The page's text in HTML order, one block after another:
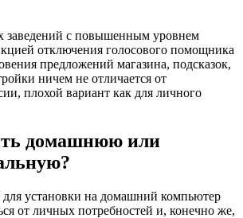
заведений с повышенным уровнем
отключения голосового помощника
предложений магазина, подсказок,
ничем не отличается от
плохой вариант как для личного
домашнюю или
установки на домашний компьютер
от личных потребностей и, конечно же,